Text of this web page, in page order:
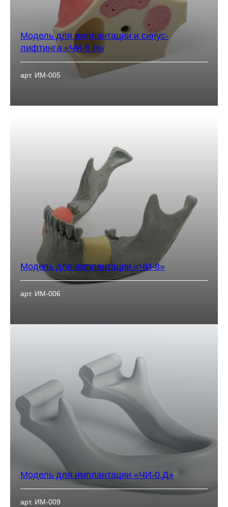
Модель для имплантации и синус-
лифтинга «ЧИ-5.Н»
арт. ИМ-005
Модель для имплантации «ЧИ-8»
арт. ИМ-006
Модель для имплантации «ЧИ-0.Д»
арт. ИМ-009